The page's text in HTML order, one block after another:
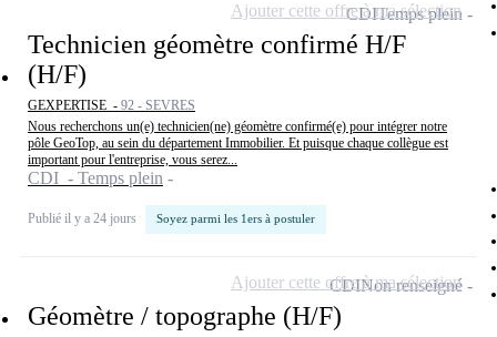
Technicien géomètre confirmé H/F
(H/F)
GEXPERTISE - 92 - SEVRES
Nous recherchons un(e) technicien(ne) géomètre confirmé(e) pour intégrer notre
pôle GeoTop, au sein du département Immobilier. Et puisque chaque collègue est
important pour l'entreprise, vous serez...
CDI - Temps plein
Publié il y a 24 jours Soyez parmi les 1ers à postuler
CDITemps plein
Ajouter cette offre à ma sélection
Géomètre / topographe (H/F)
CDINon renseigné
Ajouter cette offre à ma sélection